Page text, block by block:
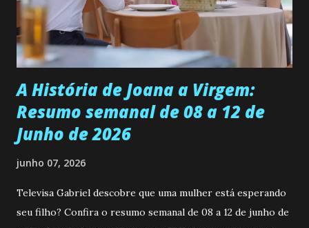
empática. Detesta injustiças e é uma ótima amiga. Pode ser
teimosa e muito persistente quando decide fazer algo.
Durante um exame ginecológico, ela é inseminada por eng...
A História de Joana a Virgem:
Resumo semanal de 08 a 12 de
Junho de 2026
junho 07, 2026
Televisa Gabriel descobre que uma mulher está esperando
seu filho? Confira o resumo semanal de 08 a 12 de junho de